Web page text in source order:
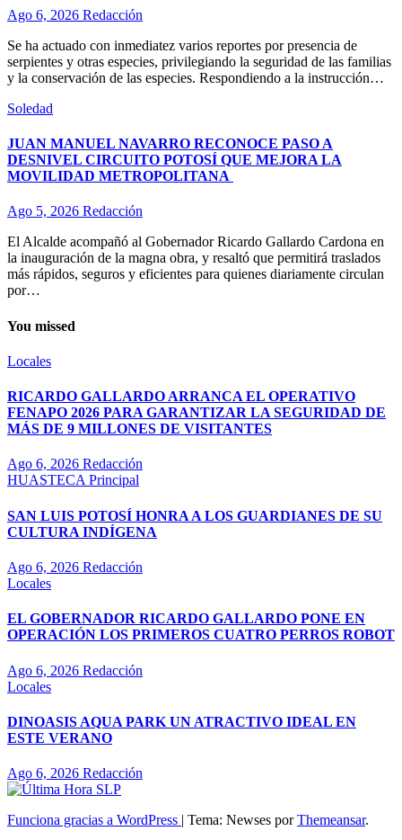
Ago 6, 2026 Redacción
Se ha actuado con inmediatez varios reportes por presencia de
serpientes y otras especies, privilegiando la seguridad de las familias
y la conservación de las especies. Respondiendo a la instrucción…
Soledad
JUAN MANUEL NAVARRO RECONOCE PASO A
DESNIVEL CIRCUITO POTOSÍ QUE MEJORA LA
MOVILIDAD METROPOLITANA
Ago 5, 2026 Redacción
El Alcalde acompañó al Gobernador Ricardo Gallardo Cardona en
la inauguración de la magna obra, y resaltó que permitirá traslados
más rápidos, seguros y eficientes para quienes diariamente circulan
por…
You missed
Locales
RICARDO GALLARDO ARRANCA EL OPERATIVO
FENAPO 2026 PARA GARANTIZAR LA SEGURIDAD DE
MÁS DE 9 MILLONES DE VISITANTES
Ago 6, 2026 Redacción
HUASTECAPrincipal
SAN LUIS POTOSÍ HONRA A LOS GUARDIANES DE SU
CULTURA INDÍGENA
Ago 6, 2026 Redacción
Locales
EL GOBERNADOR RICARDO GALLARDO PONE EN
OPERACIÓN LOS PRIMEROS CUATRO PERROS ROBOT
Ago 6, 2026 Redacción
Locales
DINOASIS AQUA PARK UN ATRACTIVO IDEAL EN
ESTE VERANO
Ago 6, 2026 Redacción
Funciona gracias a WordPress | Tema: Newses porThemeansar.